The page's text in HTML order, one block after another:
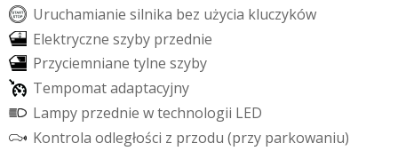
Uruchamianie silnika bez użycia kluczyków
Elektryczne szyby przednie
Przyciemniane tylne szyby
Tempomatadaptacyjny
Lampy przednie wtechnologii LED
Kontrola odległości z przodu (przy parkowaniu)